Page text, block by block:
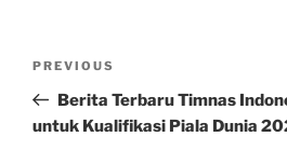
Previous
Post
PREVIOUS
Berita Terbaru Timnas
untuk Kualifikasi Piala Dunia